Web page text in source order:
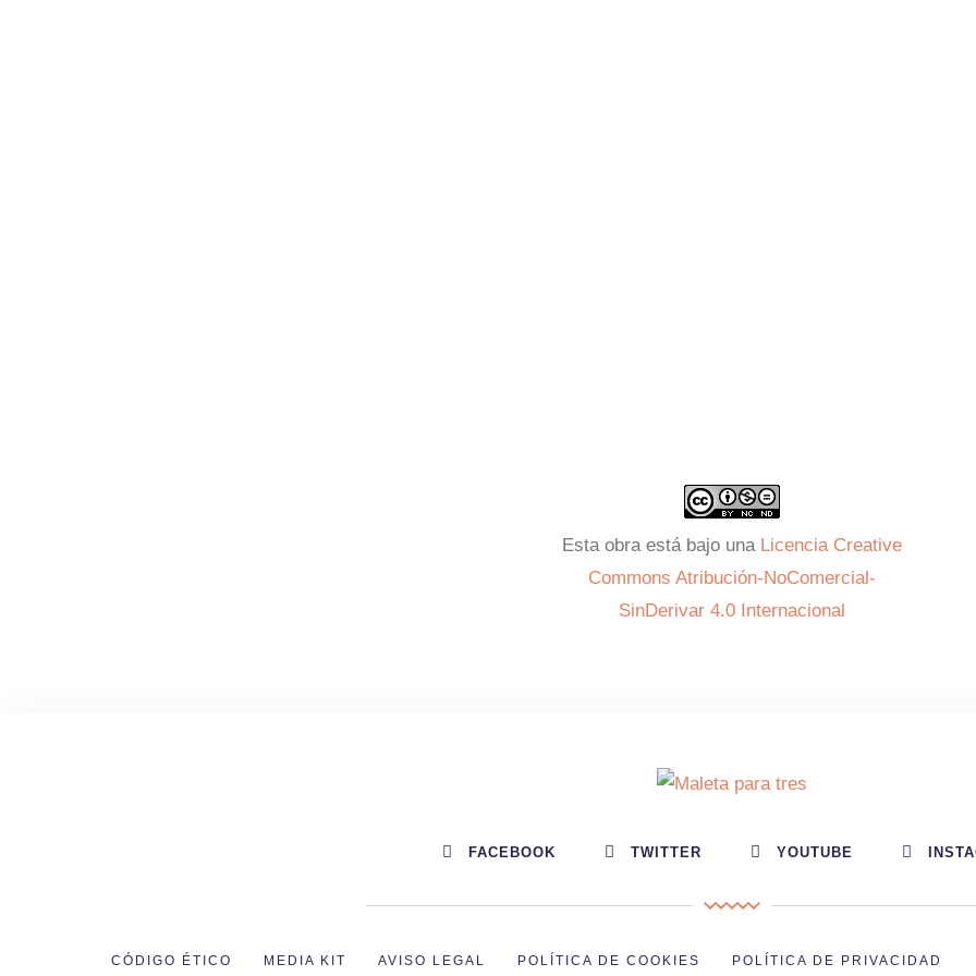
Esta obra está bajo una Licencia Creative
Commons Atribución-NoComercial-
SinDerivar 4.0 Internacional
FACEBOOK TWITTER YOUTUBE
CÓDIGO ÉTICO MEDIA KIT AVISO LEGAL POLÍTICA DE COOKIES POLÍTICA DE PRIVACIDAD